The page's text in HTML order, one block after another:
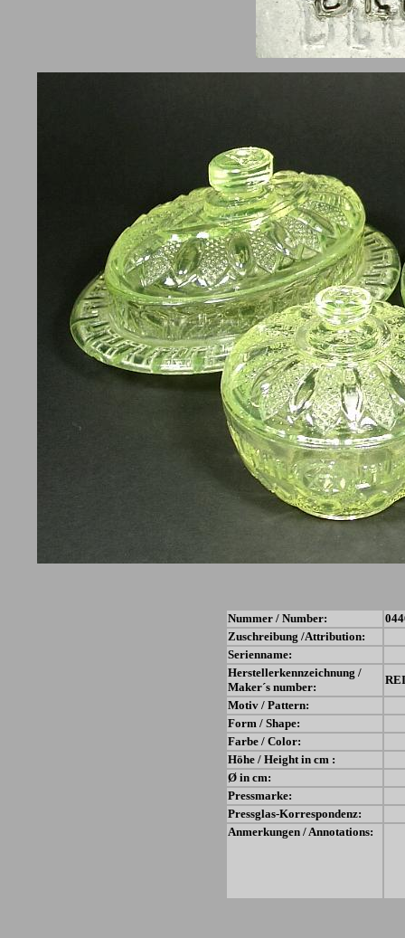
Nummer / Number:
Zuschreibung /Attribution:
Serienname:
Herstellerkennzeichnung /
Maker´s number:
Motiv / Pattern:
Form / Shape:
Farbe / Color:
Höhe / Height in cm :
Ø in cm:
Pressmarke:
Pressglas-Korrespondenz:
Anmerkungen / Annotations: